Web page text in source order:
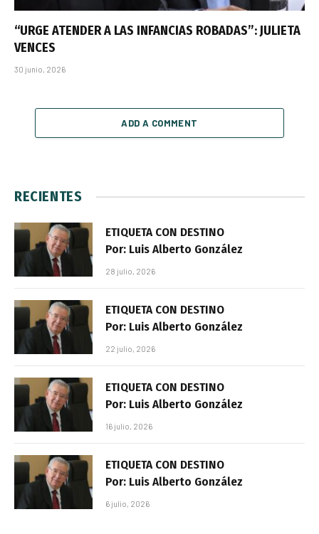
“URGE ATENDER A LAS INFANCIAS ROBADAS”: JULIETA
VENCES
30 junio, 2026
ADD A COMMENT
RECIENTES
ETIQUETA CON DESTINO
Por: Luis Alberto González
28 julio, 2026
ETIQUETA CON DESTINO
Por: Luis Alberto González
22 julio, 2026
ETIQUETA CON DESTINO
Por: Luis Alberto González
16 julio, 2026
ETIQUETA CON DESTINO
Por: Luis Alberto González
6 julio, 2026